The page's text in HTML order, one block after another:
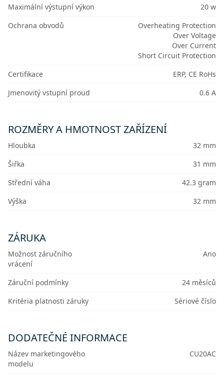
Maximální výstupní výkon
20 w
Ochrana obvodů
Overheating Protection
Over Voltage
Over Current
Short Circuit Protection
Certifikace
ERP, CE RoHs
Jmenovitý vstupní proud
0.6 A
ROZMĚRY A HMOTNOST ZAŘÍZENÍ
Hloubka
32 mm
Šiřka
31 mm
Střední váha
42.3 gram
Výška
32 mm
ZÁRUKA
Možnost záručního
vrácení
Ano
Záruční podmínky
24 měsíců
Kritéria platnosti záruky
Sériové číslo
DODATEČNÉ INFORMACE
Název marketingového
modelu
CU20AC